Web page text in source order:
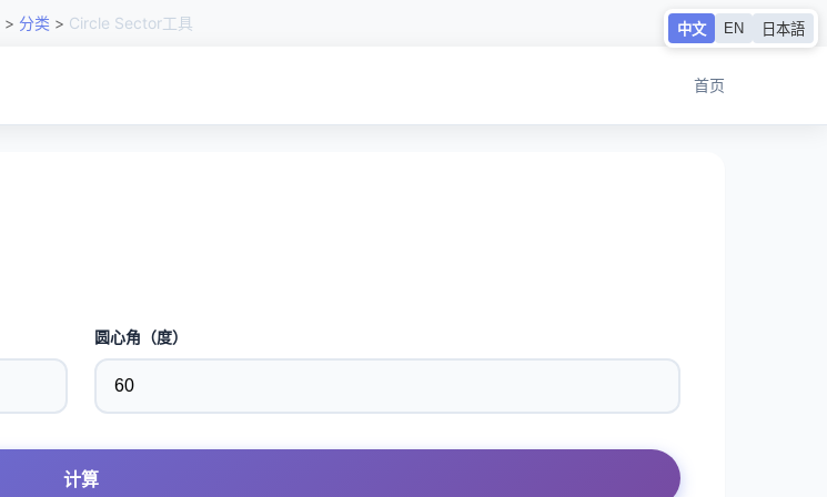
中文 EN 日本語
> 分类 > Circle Sector工具
首页
圆心角（度）
计算